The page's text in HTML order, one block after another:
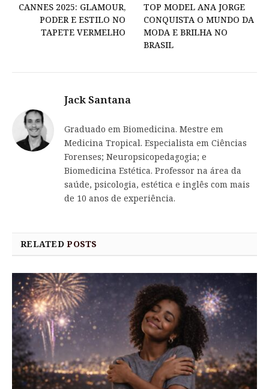
CANNES 2025: GLAMOUR,
PODER E ESTILO NO
TAPETE VERMELHO
TOP MODEL ANA JORGE
CONQUISTA O MUNDO DA
MODA E BRILHA NO
BRASIL
Jack Santana
Graduado em Biomedicina. Mestre em
Medicina Tropical. Especialista em Ciências
Forenses; Neuropsicopedagogia; e
Biomedicina Estética. Professor na área da
saúde, psicologia, estética e inglês com mais
de 10 anos de experiência.
RELATEDPOSTS